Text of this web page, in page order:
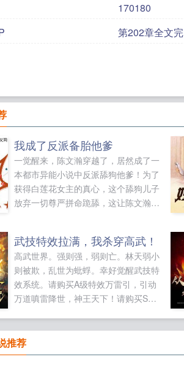
170180
第202章全文完
我成了反派备胎他爹
一觉醒来，陈文瀚穿越了，居然成了一
本都市异能小说中反派舔狗他爹！为了
获得白莲花女主的真心，这个舔狗儿子
放弃一切尊严拼命跪舔，这让陈文瀚十
配当我的儿子，给老子滚！叮！恭喜您
把女主所有亲戚开出自己公司，获得神
级商业技能！获得宗师级八极拳！获得
魅惑之...
武技特效拉满，我杀穿高武！
高武世界。强则强，弱则亡。林天弱小
则被欺，乱世为蚍蜉。幸好觉醒武技特
效系统。请购买A级特效万雷引，引动
万道嗔雷降世，神王天下！请购买S级
罗，渡地府降临人间，主宰天地！别人
一辈子学不会的武技，我直接满级。武
推荐